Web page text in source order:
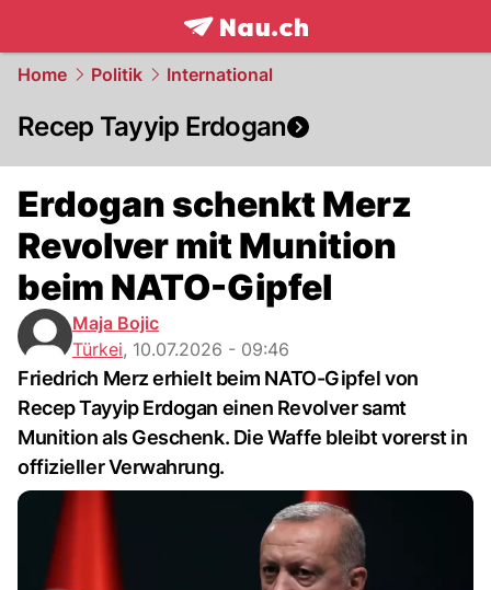
frontpage.NAU.ch
Home Politik International
Recep Tayyip Erdogan
Erdogan schenkt Merz
Revolver mit Munition
beim NATO-Gipfel
Maja Bojic
Türkei, 10.07.2026 - 09:46
Friedrich Merz erhielt beim NATO-Gipfel von
Recep Tayyip Erdogan einen Revolver samt
Munition als Geschenk. Die Waffe bleibt vorerst in
offizieller Verwahrung.